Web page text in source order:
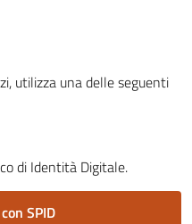
utilizza una delle seguenti
di Identità Digitale.
SPID